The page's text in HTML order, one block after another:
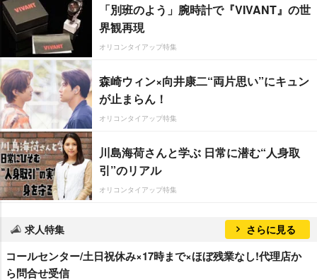
「別班のよう」腕時計で『VIVANT』の世
界観再現
オリコンタイアップ特集
森崎ウィン×向井康二“両片思い”にキュン
が止まらん！
オリコンタイアップ特集
川島海荷さんと学ぶ 日常に潜む“人身取
引”のリアル
オリコンタイアップ特集
求人特集 さらに見る
コールセンター/土日祝休み×17時まで×ほぼ残業なし!代理店か
ら問合せ受信